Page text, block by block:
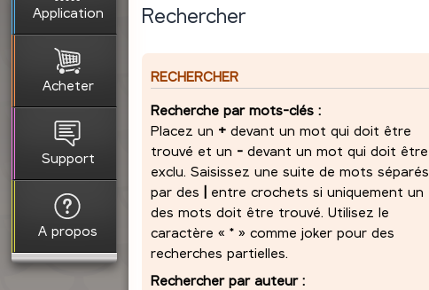
Application
Acheter
Support
A propos
Rechercher
RECHERCHER
Recherche par mots-clés :
Placez un + devant un mot qui doit être
trouvé et un - devant un mot qui doit être
exclu. Saisissez une suite de mots séparés
par des
entre crochets si uniquement un
des mots doit être trouvé. Utilisez le
caractère « * » comme joker pour des
recherches partielles.
Rechercher par auteur :